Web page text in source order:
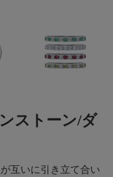
ストーン/ダ
互いに引き立て合い